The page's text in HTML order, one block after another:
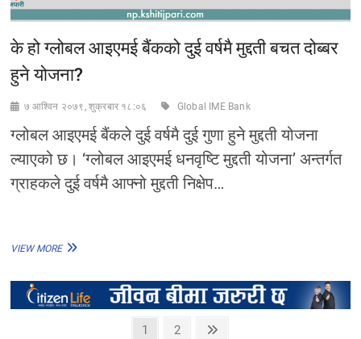
के हो ग्लोबल आइएमई बैंकको दुई वर्षमै मुद्दती बचत दोब्बर
हुने योजना?
७ आश्विन २०७९, शुक्रबार १८:०६ Global IME Bank
ग्लोबल आइएमई बैंकले दुई वर्षमै दुई गुणा हुने मुद्दती योजना
ल्याएको छ। ‘ग्लोबल आइएमई धनवृष्टि मुद्दती योजना’ अन्तर्गत
ग्राहकले दुई वर्षमै आफ्नो मुद्दती निक्षेप…
VIEW MOREके
बैंकको
Page
1 Page
2